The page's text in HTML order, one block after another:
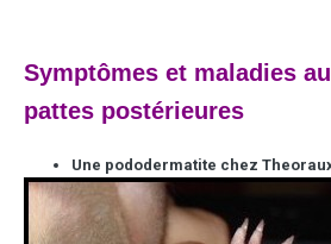
Symptômes et maladies
pattes postérieures
Une pododermatite chez